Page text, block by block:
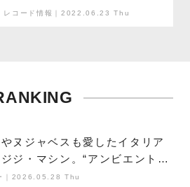
レコード情報｜2022.06.23 Thu
ヌジャベスも愛したイタリア
ジ・マシン。“アンビエントの
かす創作の原点と、「動き」に
2026.05.28 Thu